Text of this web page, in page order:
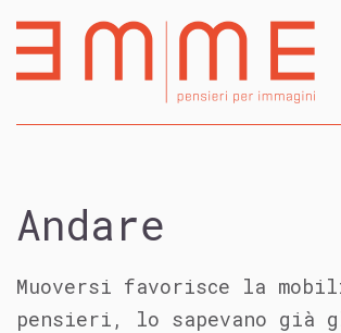
Andare
Muoversi favorisce la
pensieri, lo sapevano già